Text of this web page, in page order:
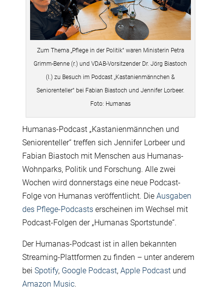
Zum Thema „Pflege in der Politik“ waren Ministerin Petra
Grimm-Benne (r.) und VDAB-Vorsitzender Dr. Jörg Biastoch
(l.) zu Besuch im Podcast „Kastanienmännchen &
Seniorenteller“ bei Fabian Biastoch und Jennifer Lorbeer.
Foto: Humanas
Humanas-Podcast „Kastanienmännchen und
Seniorenteller“ treffen sich Jennifer Lorbeer und
Fabian Biastoch mit Menschen aus Humanas-
Wohnparks, Politik und Forschung. Alle zwei
Wochen wird donnerstags eine neue Podcast-
Folge von Humanas veröffentlicht. Die Ausgaben
des Pflege-Podcastserscheinen im Wechsel mit
Podcast-Folgen der „Humanas Sportstunde“.
Der Humanas-Podcast ist in allen bekannten
Streaming-Plattformen zu finden – unter anderem
bei Spotify, Google Podcast, Apple Podcastund
Amazon Music.